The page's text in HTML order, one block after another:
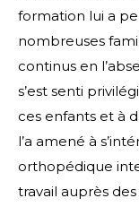
formation lui a
nombreuses
continus en
s’est senti
ces enfants et à
l’a amené à
orthopédique
travail auprès